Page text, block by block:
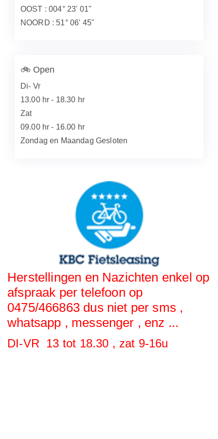
OOST : 004° 23' 01"
NOORD : 51° 06' 45"
🚲 Open
Di- Vr
13.00 hr - 18.30 hr
Zat
09.00 hr - 16.00 hr
Zondag en Maandag Gesloten
Herstellingen en Nazichten enkel op
afspraak per telefoon op
0475/466863 dus niet per sms ,
whatsapp , messenger , enz ...
DI-VR 13 tot 18.30 , zat 9-16u